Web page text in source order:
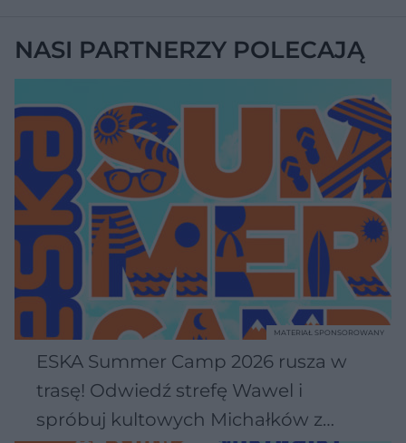
NASI PARTNERZY POLECAJĄ
ESKA Summer Camp 2026 rusza w
trasę! Odwiedź strefę Wawel i
spróbuj kultowych Michałków z
MATERIAŁ SPONSOROWANY